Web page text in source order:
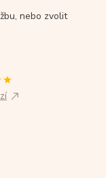
nebo zvolit